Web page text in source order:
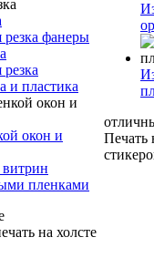
резка фанеры
резка
и пластика
окон и
пленками
на холсте
Печать